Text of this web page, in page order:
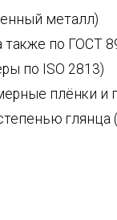
металл)
также по ГОСТ
по ISO 2813)
плёнки и
глянца